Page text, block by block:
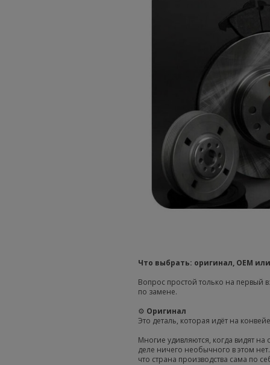
Что выбрать: оригинал, OEM
Вопрос простой только на первый
по замене.
⚙️ Оригинал
Это деталь, которая идёт на
Многие удивляются, когда видят
деле ничего необычного в этом
что страна производства сама по